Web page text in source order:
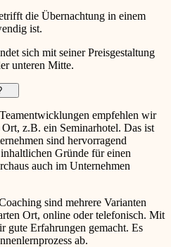
die Übernachtung in einem
ist.
sich mit seiner Preisgestaltung
unteren Mitte.
empfehlen wir
z.B. ein Seminarhotel. Das ist
sind hervorragend
Gründe für einen
auch im Unternehmen
sind mehrere Varianten
Ort, online oder telefonisch. Mit
gute Erfahrungen gemacht. Es
ab.